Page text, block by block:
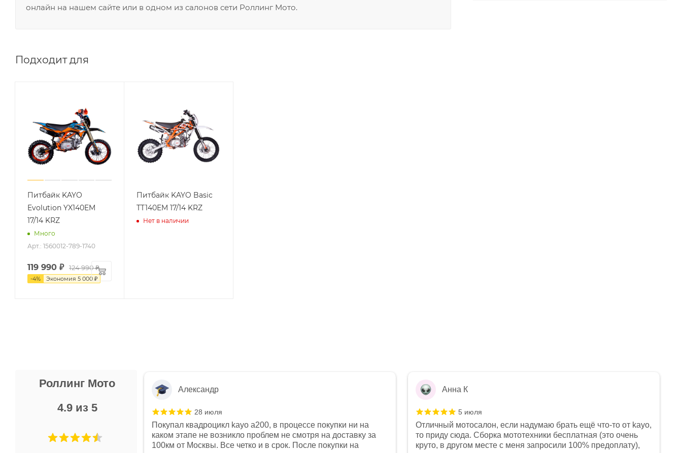
онлайн на нашем сайте или в одном из салонов сети Роллинг Мото.
Подходит для
Питбайк KAYO
Evolution YX140EM
17/14 KRZ
Много
Арт.: 1560012-789-1740
119 990 ₽ 124 990 ₽
-4% Экономия 5 000 ₽
Питбайк KAYO Basic
TT140EM 17/14 KRZ
Нет в наличии
Роллинг Мото
4.9 из 5
Не понравились условия
и дают только на год)
Александр
28 июля
Покупал квадроцикл kayo a200, в процессе покупки ни на
каком этапе не возникло проблем не смотря на доставку за
100км от Москвы. Все четко и в срок. После покупки на
Анна К
5 июля
Отличный мотосалон, если надумаю брать ещё что-то от kayo,
то приду сюда. Сборка мототехники бесплатная (это очень
круто, в другом месте с меня запросили 100% предоплату),